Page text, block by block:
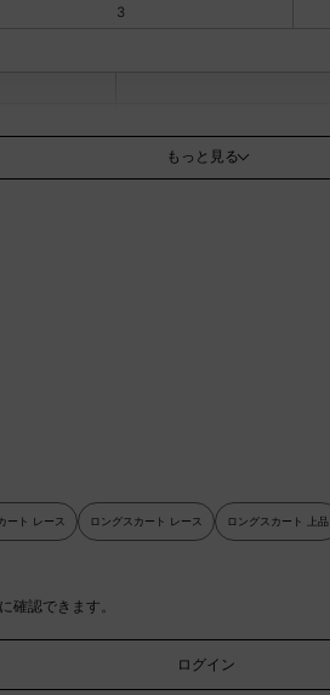
3
もっと見る
ート レース ロングスカート レース ロングスカート 上品
確認できます。
ログイン